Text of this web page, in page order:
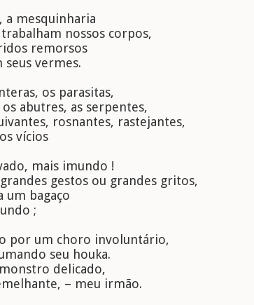
a mesquinharia
nossos corpos,
remorsos
vermes.
os parasitas,
abutres, as serpentes,
rosnantes, rastejantes,
vícios
mais imundo !
gestos ou grandes gritos,
um bagaço
;
por um choro involuntário,
seu houka.
delicado,
– meu irmão.